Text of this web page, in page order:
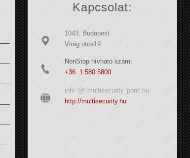
Kapcsolat:
1043, Budapest
Virág utca19.
NonStop hívható szám:
+36 1 580 5800
info '@' multisecurity 'pont' hu
http://multisecurity.hu